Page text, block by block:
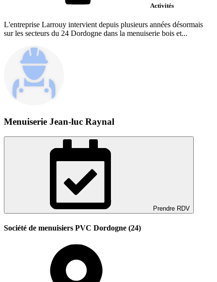
Activités
L'entreprise Larrouy intervient depuis plusieurs années désormais
sur les secteurs du 24 Dordogne dans la menuiserie bois et...
Menuiserie Jean-luc Raynal
Prendre RDV
Société de menuisiers PVC Dordogne (24)